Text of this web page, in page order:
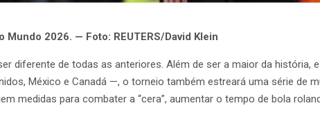
Mundo 2026. — Foto: REUTERS/David Klein
diferente de todas as anteriores. Além de ser a maior da história,
México e Canadá —, o torneio também estreará uma série de
medidas para combater a “cera”, aumentar o tempo de bola